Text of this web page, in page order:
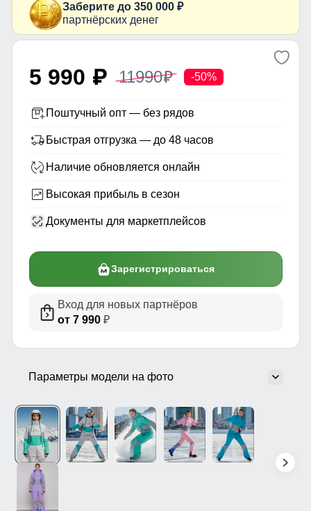
Заберите до 350 000 ₽
партнёрских денег
5 990 p 11990p -50%
Поштучный опт — без рядов
Быстрая отгрузка — до 48 часов
Наличие обновляется онлайн
Высокая прибыль в сезон
Документы для маркетплейсов
Зарегистрироваться
Вход для новых партнёров
от 7 990₽
Параметры модели на фото